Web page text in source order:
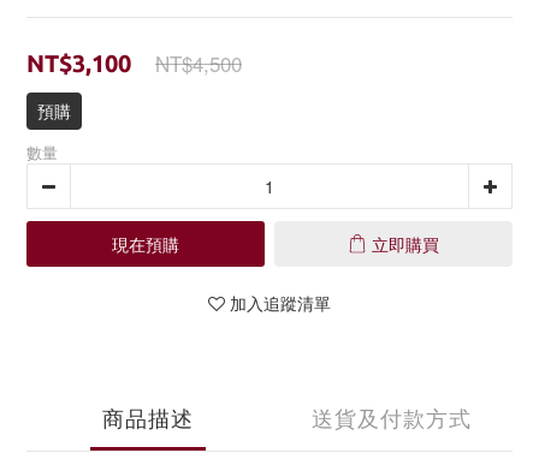
NT$3,100 NT$4,500
預購
數量
現在預購 立即購買
加入追蹤清單
商品描述 送貨及付款方式